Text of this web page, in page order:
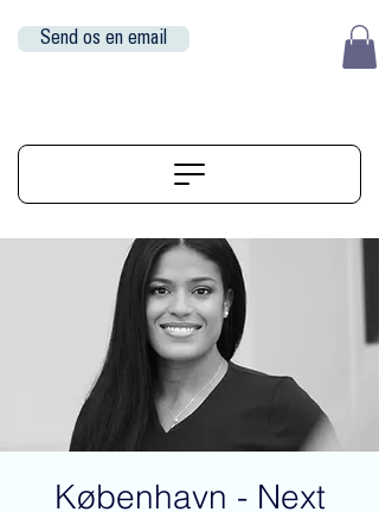
Send os en email
København - Next